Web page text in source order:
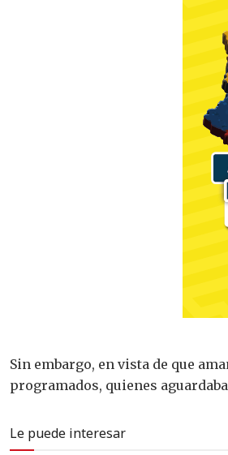
Sin embargo, en vista de que
programados, quienes
Le puede interesar